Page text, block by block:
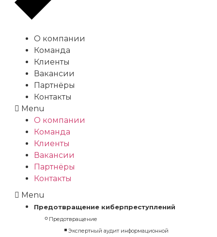
О компании
Команда
Клиенты
Вакансии
Партнёры
Контакты
Menu
О компании
Команда
Клиенты
Вакансии
Партнёры
Контакты
Menu
Предотвращение киберпреступлений
Предотвращение
Экспертный аудит информационной